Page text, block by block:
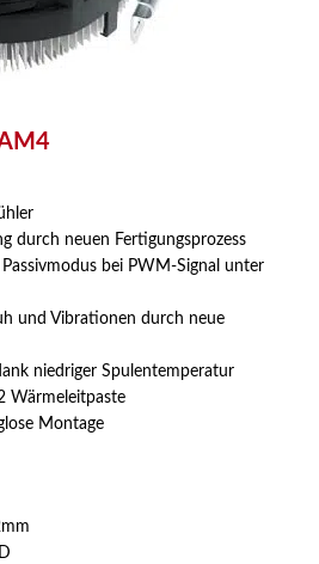
durch neuen Fertigungsprozess
bei PWM-Signal unter
und Vibrationen durch neue
niedriger Spulentemperatur
Wärmeleitpaste
Montage